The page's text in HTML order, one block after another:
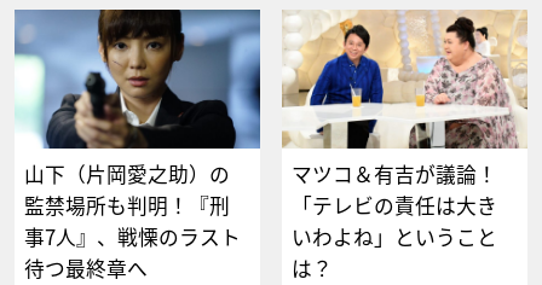
山下（片岡愛之助）の
監禁場所も判明！『刑
事7人』、戦慄のラスト
待つ最終章へ
マツコ＆有吉が議論！
「テレビの責任は大き
いわよね」ということ
は？